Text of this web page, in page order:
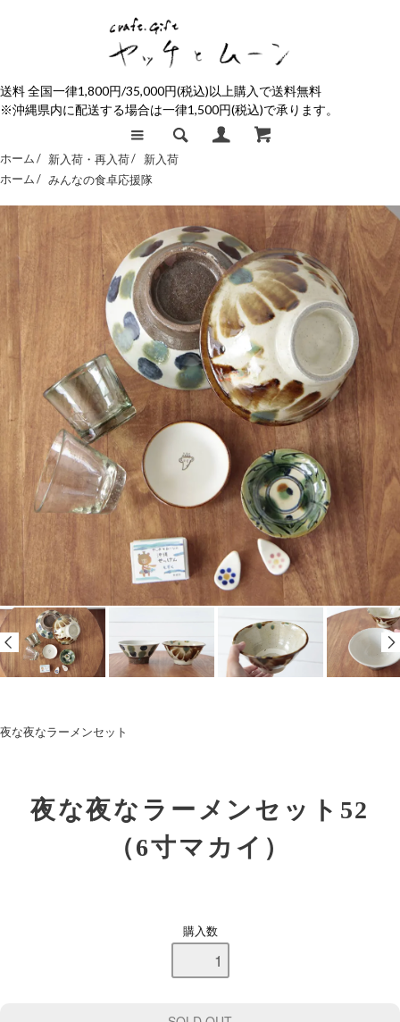
送料 全国一律1,800円/35,000円(税込)以上購入で送料無料
※沖縄県内に配送する場合は一律1,500円(税込)で承ります。
ホーム / 新入荷・再入荷/
新入荷
ホーム / みんなの食卓応援隊
夜な夜なラーメンセット
夜な夜なラーメンセット52
（6寸マカイ）
購入数